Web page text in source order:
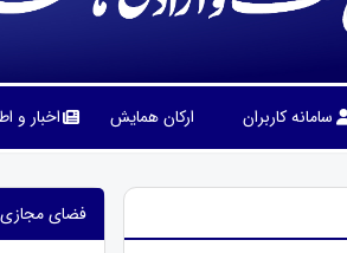
سامانه کاربران ارکان همایش اخبار و
فضای